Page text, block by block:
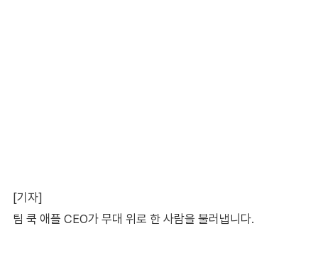
[기자]
팀 쿡 애플 CEO가 무대 위로 한 사람을 불러냅니다.